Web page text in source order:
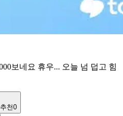
보네요 휴우... 오늘 넘 덥고 힘
천0